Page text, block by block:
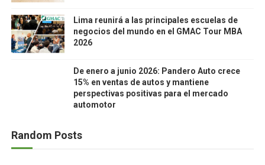
Lima reunirá a las principales escuelas de
negocios del mundo en el GMAC Tour MBA
2026
De enero a junio 2026: Pandero Auto crece
15% en ventas de autos y mantiene
perspectivas positivas para el mercado
automotor
Random Posts